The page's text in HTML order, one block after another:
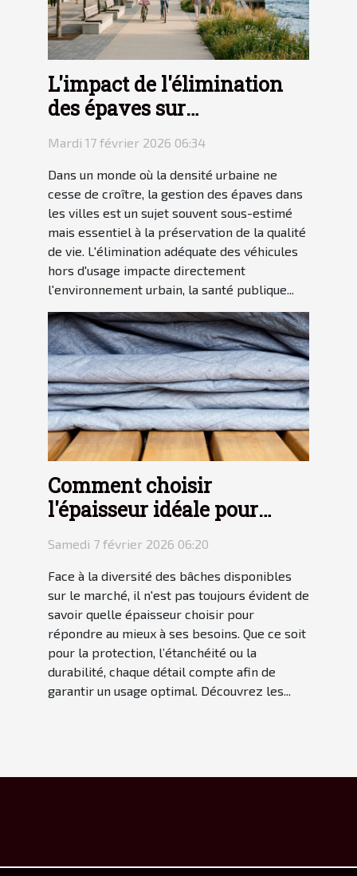
L'impact de l'élimination
des épaves sur
l'environnement urbain
Mardi 17 février 2026 06:34
Dans un monde où la densité urbaine ne
cesse de croître, la gestion des épaves dans
les villes est un sujet souvent sous-estimé
mais essentiel à la préservation de la qualité
de vie. L'élimination adéquate des véhicules
hors d'usage impacte directement
l'environnement urbain, la santé publique...
Comment choisir
l'épaisseur idéale pour
votre bâche ?
Samedi 7 février 2026 06:20
Face à la diversité des bâches disponibles
sur le marché, il n'est pas toujours évident de
savoir quelle épaisseur choisir pour
répondre au mieux à ses besoins. Que ce soit
pour la protection, l’étanchéité ou la
durabilité, chaque détail compte afin de
garantir un usage optimal. Découvrez les...